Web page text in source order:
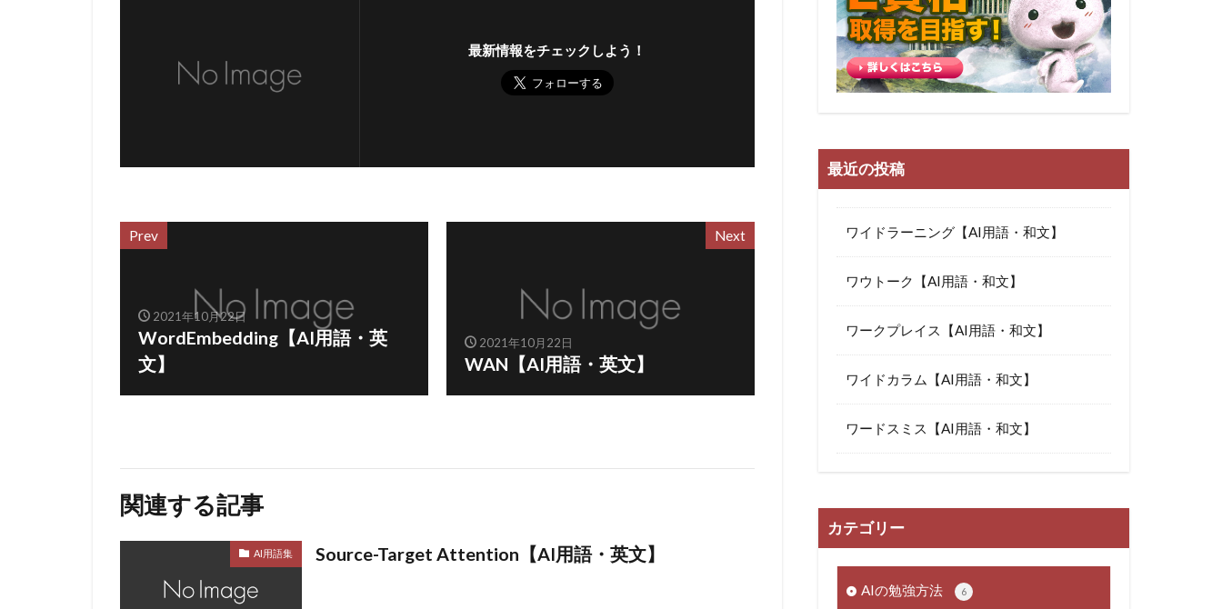
最新情報をチェックしよう！
Prev
2021年10月22日
WordEmbedding【AI用語・英
文】
Next
2021年10月22日
WAN【AI用語・英文】
関連する記事
AI用語集 Source-Target Attention【AI用語・英文】
最近の投稿
ワイドラーニング【AI用語・和文】
ワウトーク【AI用語・和文】
ワークプレイス【AI用語・和文】
ワイドカラム【AI用語・和文】
ワードスミス【AI用語・和文】
カテゴリー
AIの勉強方法 6